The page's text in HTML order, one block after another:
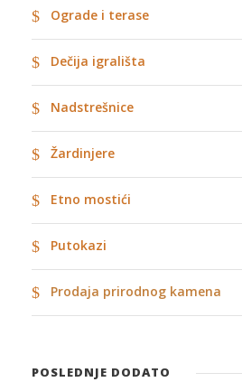
Ograde i terase
Dečija igrališta
Nadstrešnice
Žardinjere
Etno mostići
Putokazi
Prodaja prirodnog kamena
POSLEDNJE DODATO